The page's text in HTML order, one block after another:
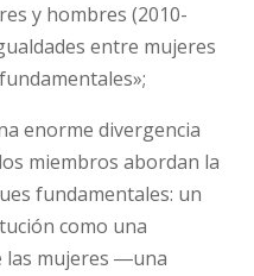
y hombres (2010-
entre mujeres
enorme divergencia
miembros abordan la
fundamentales: un
como una
las mujeres ―una